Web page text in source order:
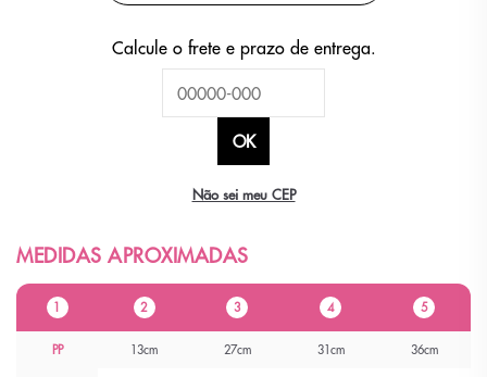
Não sei meu CEP
1 2 3 4 5
PP 13cm 27cm 31cm 36cm